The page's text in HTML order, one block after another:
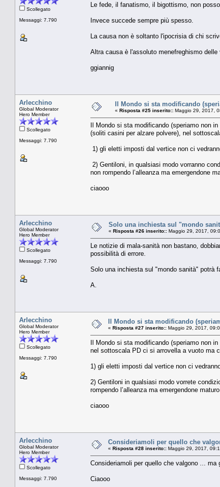
Scollegato
Messaggi: 7.790
Le fede, il fanatismo, il bigottismo, non
Invece succede sempre più spesso.
La causa non è soltanto l'ipocrisia di chi
Altra causa è l'assoluto menefreghismo
ggiannig
Arlecchino
Global Moderator
Hero Member
Scollegato
Messaggi: 7.790
Il Mondo si sta modificando
« Risposta #25 inserito:: Maggio 29, 2017,
Il Mondo si sta modificando (speriamo non
(soliti casini per alzare polvere), nel
1) gli eletti imposti dal vertice non ci
2) Gentiloni, in qualsiasi modo vorranno
non rompendo l’alleanza ma emergendone
ciaooo
Arlecchino
Global Moderator
Hero Member
Scollegato
Messaggi: 7.790
Solo una inchiesta sul "mondo
« Risposta #26 inserito:: Maggio 29, 2017,
Le notizie di mala-sanità non bastano,
possibilità di errore.
Solo una inchiesta sul "mondo sanità" potrà
A.
Arlecchino
Global Moderator
Hero Member
Scollegato
Messaggi: 7.790
Il Mondo si sta modificando
« Risposta #27 inserito:: Maggio 29, 2017,
Il Mondo si sta modificando (speriamo non
nel sottoscala PD ci si arrovella a vuoto ma
1) gli eletti imposti dal vertice non ci
2) Gentiloni in qualsiasi modo vorrete
rompendo l’alleanza ma emergendone
ciaooo
Arlecchino
Global Moderator
Hero Member
Scollegato
Messaggi: 7.790
Consideriamoli per quello che
« Risposta #28 inserito:: Maggio 29, 2017,
Consideriamoli per quello che valgono ...
Ciaooo